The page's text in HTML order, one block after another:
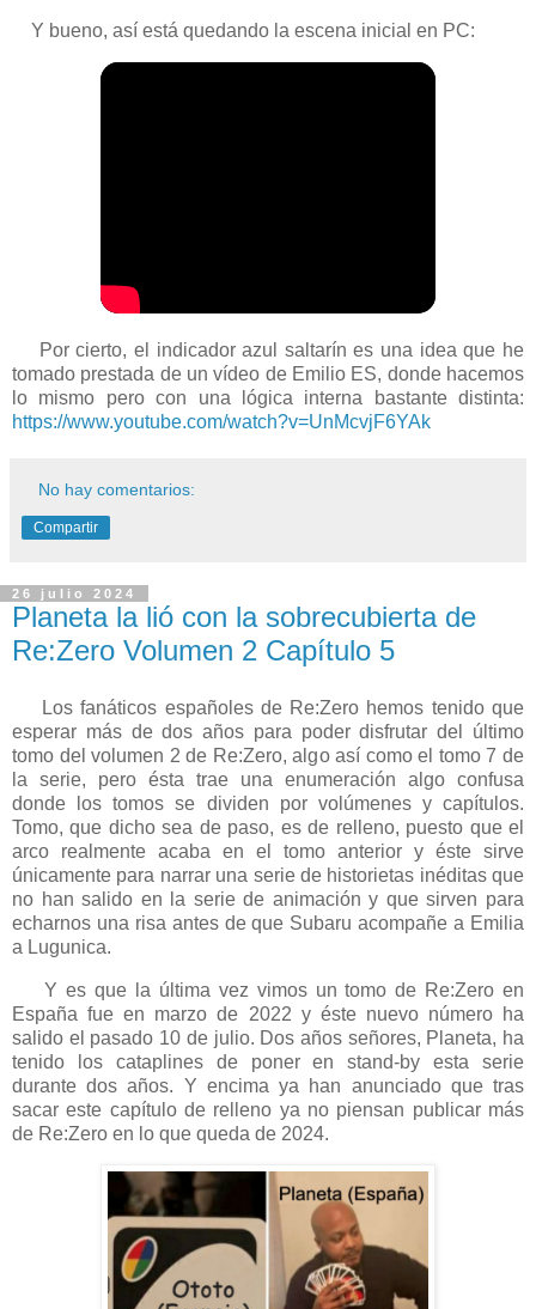
Y bueno, así está quedando la escena inicial en PC:
Por cierto, el indicador azul saltarín es una idea que he
tomado prestada de un vídeo de Emilio ES, donde hacemos
lo mismo pero con una lógica interna bastante distinta:
https://www.youtube.com/watch?v=UnMcvjF6YAk
No hay comentarios:
Compartir
26 julio 2024
Planeta la lió con la sobrecubierta de
Re:Zero Volumen 2 Capítulo 5
Los fanáticos españoles de Re:Zero hemos tenido que
esperar más de dos años para poder disfrutar del último
tomo del volumen 2 de Re:Zero, algo así como el tomo 7 de
la serie, pero ésta trae una enumeración algo confusa
donde los tomos se dividen por volúmenes y capítulos.
Tomo, que dicho sea de paso, es de relleno, puesto que el
arco realmente acaba en el tomo anterior y éste sirve
únicamente para narrar una serie de historietas inéditas que
no han salido en la serie de animación y que sirven para
echarnos una risa antes de que Subaru acompañe a Emilia
a Lugunica.
Y es que la última vez vimos un tomo de Re:Zero en
España fue en marzo de 2022 y éste nuevo número ha
salido el pasado 10 de julio. Dos años señores, Planeta, ha
tenido los cataplines de poner en stand-by esta serie
durante dos años. Y encima ya han anunciado que tras
sacar este capítulo de relleno ya no piensan publicar más
de Re:Zero en lo que queda de 2024.